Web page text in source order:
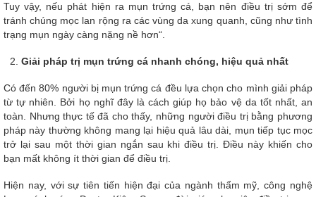
Tuy vậy, nếu phát hiện ra mụn trứng cá, bạn nên điều trị sớm để
tránh chúng mọc lan rộng ra các vùng da xung quanh, cũng như tình
trạng mụn ngày càng nặng nề hơn“.
Giải pháp trị mụn trứng cá nhanh chóng, hiệu quả nhất
Có đến 80% người bị mụn trứng cá đều lựa chọn cho mình giải pháp
từ tự nhiên. Bởi họ nghĩ đây là cách giúp họ bảo vệ da tốt nhất, an
toàn. Nhưng thực tế đã cho thấy, những người điều trị bằng phương
pháp này thường không mang lại hiệu quả lâu dài, mụn tiếp tục mọc
trở lại sau một thời gian ngắn sau khi điều trị. Điều này khiến cho
bạn mất không ít thời gian để điều trị.
Hiện nay, với sự tiên tiến hiện đại của ngành thẩm mỹ, công nghệ